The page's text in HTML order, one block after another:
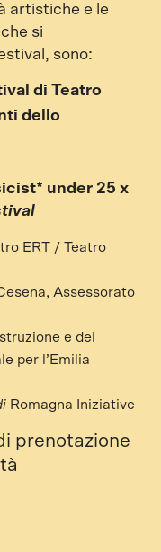
artistiche e le
si
sono:
di Teatro
dello
under 25 x
ERT / Teatro
Assessorato
e del
per l’Emilia
Romagna Iniziative
prenotazione